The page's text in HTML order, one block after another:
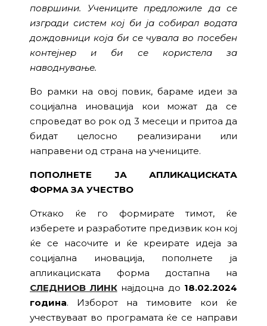
површини. Учениците предложиле да се
изгради систем кој би ја собирал водата
дождовници која би се чувала во посебен
контејнер и би се користела за
наводнување.
Во рамки на овој повик, бараме идеи за
социјална иновација кои можат да се
спроведат во рок од 3 месеци и притоа да
бидат целосно реализирани или
направени од страна на учениците.
ПОПОЛНЕТЕ ЈА АПЛИКАЦИСКАТА
ФОРМА ЗА УЧЕСТВО
Откако ќе го формирате тимот, ќе
изберете и разработите предизвик кон кој
ќе се насочите и ќе креирате идеја за
социјална иновација, пополнете ја
апликациската форма достапна на
СЛЕДНИОВ ЛИНКнајдоцна до 18.02.2024
година. Изборот на тимовите кои ќе
учествуваат во програмата ќе се направи